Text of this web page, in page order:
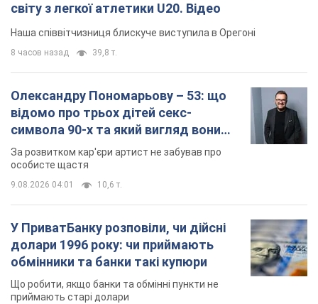
світу з легкої атлетики U20. Відео
Наша співвітчизниця блискуче виступила в Орегоні
8 часов назад 39,8 т.
Олександру Пономарьову – 53: що
відомо про трьох дітей секс-
символа 90-х та який вигляд вони
мають
За розвитком кар'єри артист не забував про
особисте щастя
9.08.2026 04:01 10,6 т.
У ПриватБанку розповіли, чи дійсні
долари 1996 року: чи приймають
обмінники та банки такі купюри
Що робити, якщо банки та обмінні пункти не
приймають старі долари